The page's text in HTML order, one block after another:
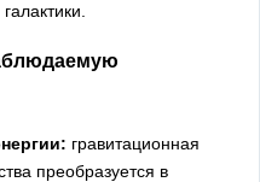
гравитационная
преобразуется в